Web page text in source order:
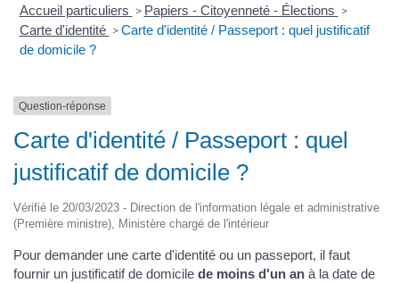
Accueil particuliers > Papiers - Citoyenneté - Élections >
Carte d'identité > Carte d'identité / Passeport : quel justificatif
de domicile ?
Question-réponse
Carte d'identité / Passeport : quel
justificatif de domicile ?
Vérifié le 20/03/2023 - Direction de l'information légale et administrative
(Première ministre), Ministère chargé de l'intérieur
Pour demander une carte d'identité ou un passeport, il faut
fournir un justificatif de domicile de moins d'un an à la date de